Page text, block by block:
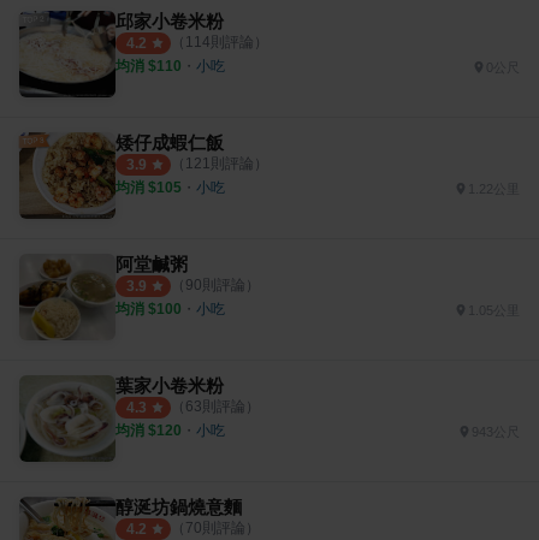
邱家小卷米粉
4.2 （ 114則評論）
均消 $110 ・ 小吃
矮仔成蝦仁飯
3.9 （ 121則評論）
均消 $105 ・ 小吃
阿堂鹹粥
3.9 （ 90則評論）
均消 $100 ・ 小吃 1.05公里
葉家小卷米粉
4.3 （ 63則評論）
均消 $120 ・ 小吃 943公尺
醇涎坊鍋燒意麵
4.2 （ 70則評論）